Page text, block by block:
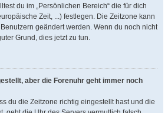
du im „Persönlichen Bereich“ die für dich
Zeit, ...) festlegen. Die Zeitzone kann
geändert werden. Wenn du noch nicht
Grund, dies jetzt zu tun.
aber die Forenuhr geht immer noch
du die Zeitzone richtig eingestellt hast und die